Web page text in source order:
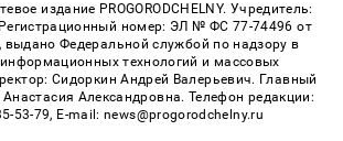
издание PROGORODCHELNY. Учредитель:
номер: ЭЛ № ФС 77-74496 от
выдано Федеральной службой по надзору в
технологий и массовых
Сидоркин Андрей Валерьевич. Главный
Александровна. Телефон редакции:
53-79, E-mail: news@progorodchelny.ru